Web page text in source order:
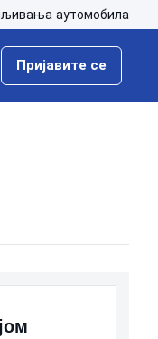
аутомобила
Пријавите се